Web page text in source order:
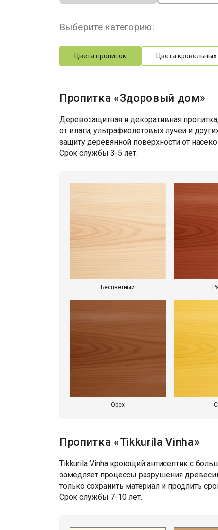
Выберите категорию:
Цвета пропиток Цвета
Пропитка «Здоровый дом»
Деревозащитная и декоративная
от влаги, ультрафиолетовых лучей и
защиту деревянной поверхности от
Срок службы 3-5 лет.
Бесцветный
Орех
Пропитка «Tikkurila Vinha»
Tikkurila Vinha кроющий антисептик с
замедляет процессы разрушения
только сохранить материал и продлить
Срок службы 7-10 лет.